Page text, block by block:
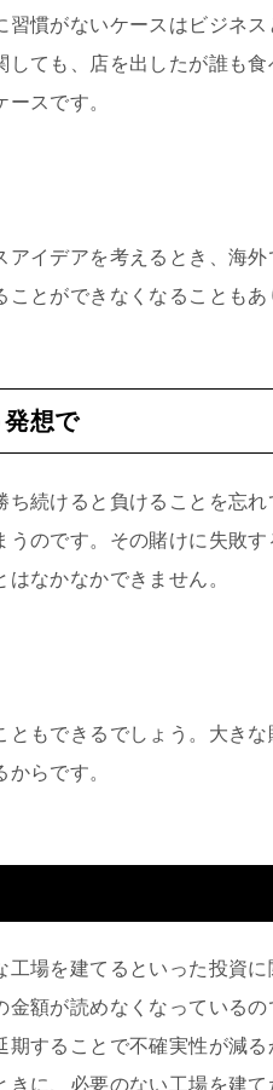
習慣がないケースはビジネ
しても、店を出したが誰も
スです。
アイデアを考えるとき、海
とができなくなることもあ
発想で
ち続けると負けることを忘
うのです。その賭けに失敗
なかなかできません。
ともできるでしょう。大き
らです。
場を建てるといった投資
金額が読めなくなっている
期することで不確実性が減
きに、必要のない工場を建